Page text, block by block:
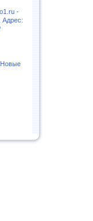
-
Адрес: